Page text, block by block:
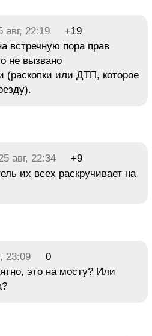
авг, 22:19
+19
встречную пора прав
не вызвано
(раскопки или ДТП, которое
авг, 22:34
+9
их всех раскручивает на
23:09
0
это на мосту? Или